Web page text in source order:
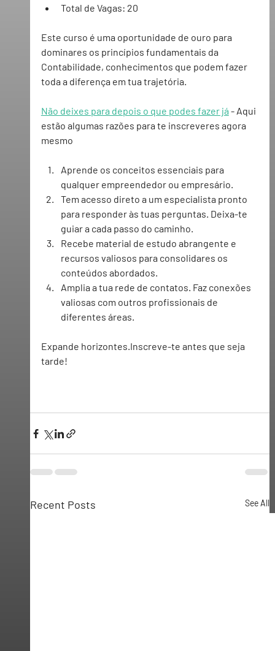
Total de Vagas: 20
Este curso é uma oportunidade de ouro para
dominares os princípios fundamentais da
Contabilidade, conhecimentos que podem fazer
toda a diferença em tua trajetória.
Não deixes para depois o que podes fazer já - Aqui
estão algumas razões para te inscreveres agora
mesmo
Aprende os conceitos essenciais para
qualquer empreendedor ou empresário.
Tem acesso direto a um especialista pronto
para responder às tuas perguntas. Deixa-te
guiar a cada passo do caminho.
Recebe material de estudo abrangente e
recursos valiosos para consolidares os
conteúdos abordados.
Amplia a tua rede de contatos. Faz conexões
valiosas com outros profissionais de
diferentes áreas.
Expande horizontes.Inscreve-te antes que seja
tarde!
Recent Posts See All